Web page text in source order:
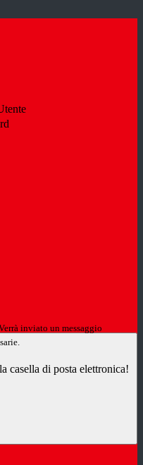
inviato un messaggio
casella di posta elettronica!